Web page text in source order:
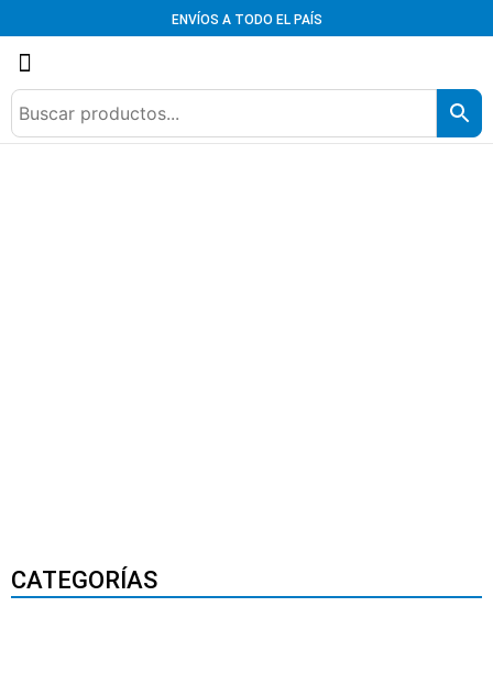
ENVÍOS A TODO EL PAÍS
CATEGORÍAS